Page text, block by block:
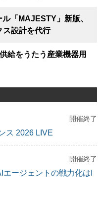
「MAJESTY」新版、
ス設計を代行
給をうたう産業機器用
開催終了
ス 2026 LIVE
開催終了
エージェントの戦力化はI